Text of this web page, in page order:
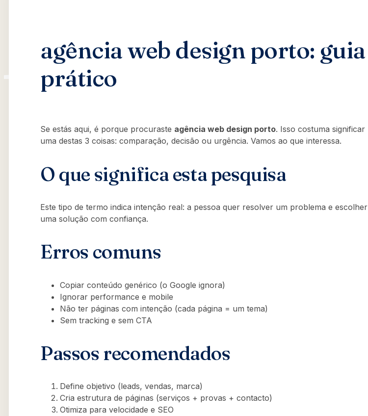
agência web design porto: guia
prático
Se estás aqui, é porque procuraste agência web design porto. Isso costuma significar
uma destas 3 coisas: comparação, decisão ou urgência. Vamos ao que interessa.
O que significa esta pesquisa
Este tipo de termo indica intenção real: a pessoa quer resolver um problema e escolher
uma solução com confiança.
Erros comuns
Copiar conteúdo genérico (o Google ignora)
Ignorar performance e mobile
Não ter páginas com intenção (cada página = um tema)
Sem tracking e sem CTA
Passos recomendados
Define objetivo (leads, vendas, marca)
Cria estrutura de páginas (serviços + provas + contacto)
Otimiza para velocidade e SEO